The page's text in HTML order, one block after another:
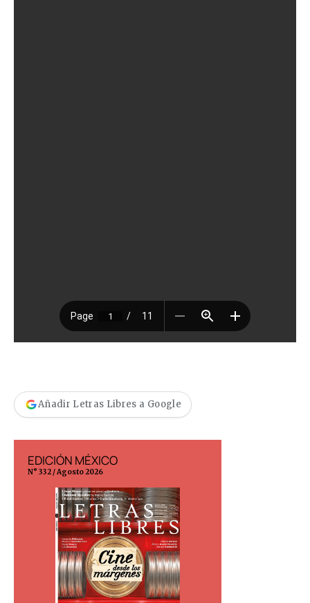
Añadir Letras Libres a Google
EDICIÓN MÉXICO
N° 332 / Agosto 2026